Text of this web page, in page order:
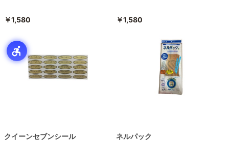
￥1,580 ￥1,580
クイーンセブンシール ネルパック